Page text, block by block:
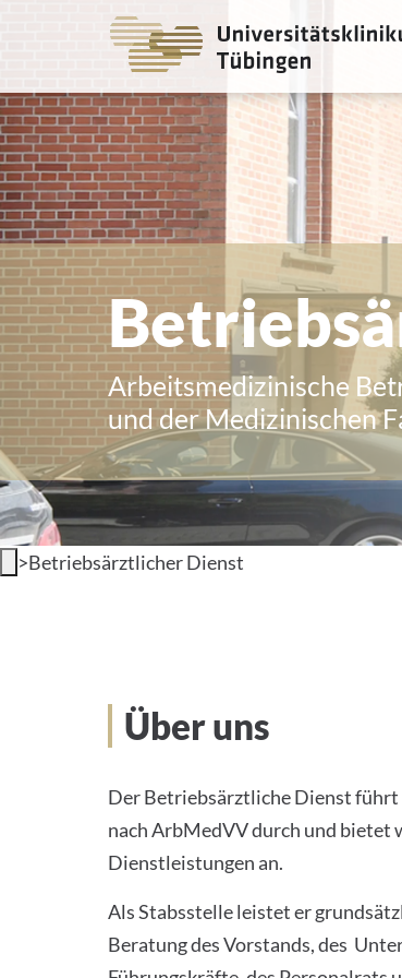
Arbeitsmedizinische
und der Medizinischen
>Betriebsärztlicher Dienst
Über uns
Über uns
Der Betriebsärztliche Dienst führt
nach ArbMedVV durch und
Dienstleistungen an.
Als Stabsstelle leistet er
Beratung des Vorstands, des